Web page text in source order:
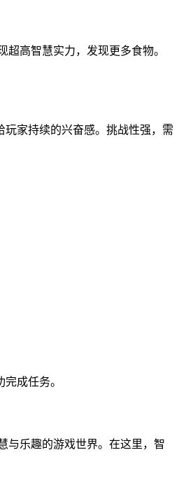
高智慧实力，发现更多食物。
家持续的兴奋感。挑战性强，需
成任务。
与乐趣的游戏世界。在这里，智